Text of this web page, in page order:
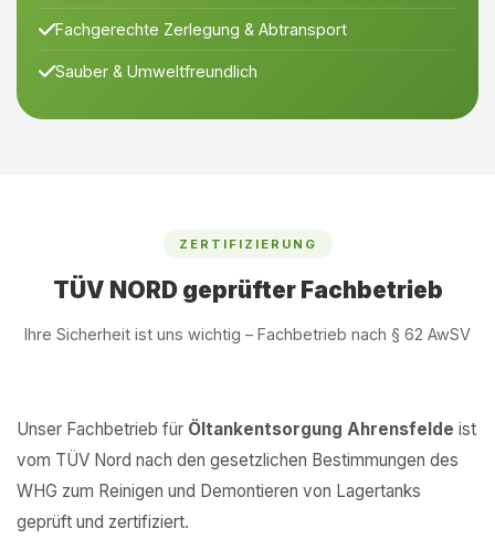
Fachgerechte Zerlegung & Abtransport
Sauber & Umweltfreundlich
ZERTIFIZIERUNG
TÜV NORD geprüfter Fachbetrieb
Ihre Sicherheit ist uns wichtig – Fachbetrieb nach § 62 AwSV
Unser Fachbetrieb für Öltankentsorgung Ahrensfelde ist
vom TÜV Nord nach den gesetzlichen Bestimmungen des
WHG zum Reinigen und Demontieren von Lagertanks
geprüft und zertifiziert.